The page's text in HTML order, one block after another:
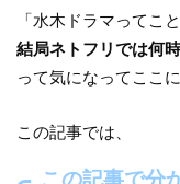
「水木ドラマってこ
結局ネトフリでは何
って気になってここ
この記事では、